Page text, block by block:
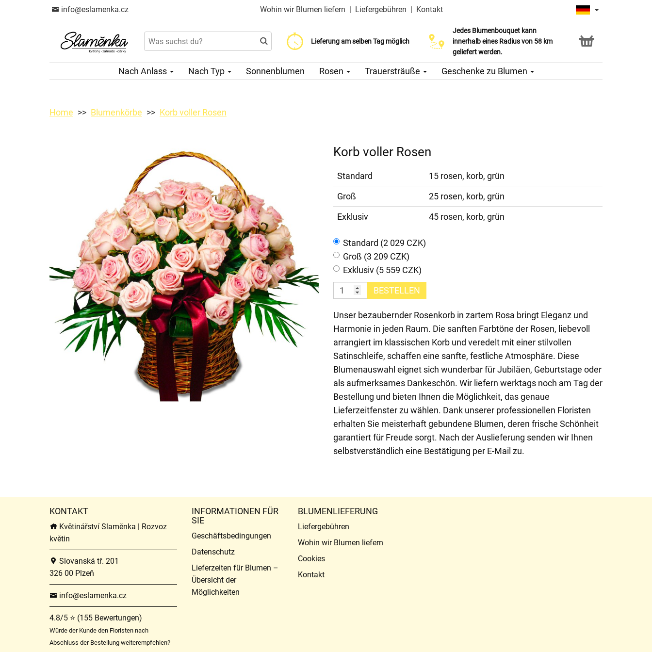
info@eslamenka.cz Wohin wir Blumen liefern | Liefergebühren | Kontakt
Lieferung am selben Tag möglich
Liefergebühr ab 200 CZK
Wählen Sie Ihr Lieferdatum
Jedes Blumenbouquet kann
innerhalb eines Radius von 58 km
geliefert werden.
Nach Anlass Nach Typ Sonnenblumen Rosen Trauersträuße Geschenke zu Blumen
Home Blumenkörbe Korb voller Rosen
Korb voller Rosen
Standard
15 rosen, korb, grün
Groß
25 rosen, korb, grün
Exklusiv
45 rosen, korb, grün
Standard (2 029 CZK)
Groß (3 209 CZK)
Exklusiv (5 559 CZK)
BESTELLEN
Unser bezaubernder Rosenkorb in zartem Rosa bringt Eleganz und
Harmonie in jeden Raum. Die sanften Farbtöne der Rosen, liebevoll
arrangiert im klassischen Korb und veredelt mit einer stilvollen
Satinschleife, schaffen eine sanfte, festliche Atmosphäre. Diese
Blumenauswahl eignet sich wunderbar für Jubiläen, Geburtstage oder
als aufmerksames Dankeschön. Wir liefern werktags noch am Tag der
Bestellung und bieten Ihnen die Möglichkeit, das genaue
Lieferzeitfenster zu wählen. Dank unserer professionellen Floristen
erhalten Sie meisterhaft gebundene Blumen, deren frische Schönheit
garantiert für Freude sorgt. Nach der Auslieferung senden wir Ihnen
selbstverständlich eine Bestätigung per E-Mail zu.
KONTAKT
Květinářství Slaměnka | Rozvoz
květin
Slovanská tř. 201
326 00 Plzeň
info@eslamenka.cz
4.8/5 ⭐ (155 Bewertungen)
Würde der Kunde den Floristen nach
Abschluss der Bestellung weiterempfehlen?
INFORMATIONEN FÜR
SIE
Geschäftsbedingungen
Datenschutz
Lieferzeiten für Blumen –
Übersicht der
Möglichkeiten
BLUMENLIEFERUNG
Liefergebühren
Wohin wir Blumen liefern
Cookies
Kontakt